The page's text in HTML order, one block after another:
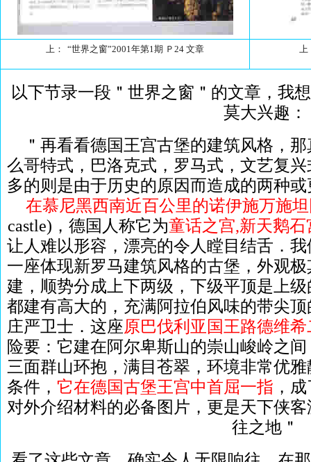
上： “世界之窗”2001年第1期 Ｐ24 文章 上
以下节录一段＂世界之窗＂的文章，我
莫大兴趣：
＂再看看德国王宫古堡的建筑风格，
么哥特式，巴洛克式，罗马式，文艺复
多的则是由于历史的原因而造成的两种
在慕尼黑西南近百公里的诺伊施万施
castle)，德国人称它为童话之宫,新天鹅石
让人难以形容，漂亮的令人瞠目结舌．
一座体现新罗马建筑风格的古堡，外观
建，顺势分成上下两级，下级平顶是上
都建有高大的，充满阿拉伯风味的带尖
庄严卫士．这座原巴伐利亚国王路德维
险要：它建在阿尔卑斯山的崇山峻岭之
三面群山环抱，满目苍翠，环境非常优
条件， 它在德国古堡王宫中首屈一指 ，
对外介绍材料的必备图片，更是天下侠
往之地＂